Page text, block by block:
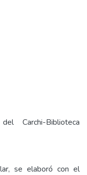
Carchi-Biblioteca
se elaboró con el